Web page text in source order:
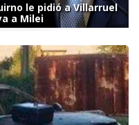
le pidió a Villarruel
a Milei